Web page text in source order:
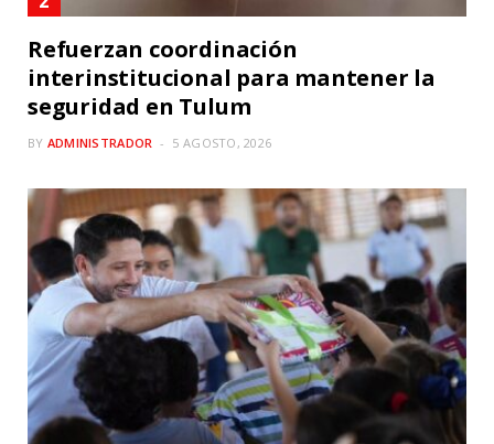
Refuerzan coordinación
interinstitucional para mantener la
seguridad en Tulum
BY ADMINISTRADOR 5 AGOSTO, 2026